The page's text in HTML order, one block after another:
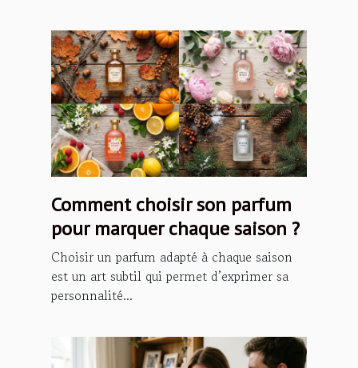
Comment choisir son parfum
pour marquer chaque saison ?
Choisir un parfum adapté à chaque saison
est un art subtil qui permet d’exprimer sa
personnalité...